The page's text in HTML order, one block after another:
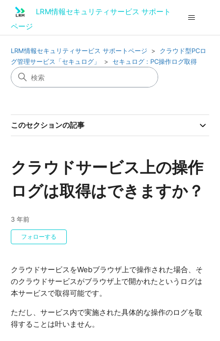
LRM情報セキュリティサービス サポート
ページ
LRM情報セキュリティサービス サポートページ
クラウド型PCロ
グ管理サービス「セキュログ」
セキュログ : PC操作ログ取得
このセクションの記事
クラウドサービス上の操作
ログは取得はできますか？
3 年前
フォローする
クラウドサービスをWebブラウザ上で操作された場合、そ
のクラウドサービスがブラウザ上で開かれたというログは
本サービスで取得可能です。
ただし、サービス内で実施された具体的な操作のログを取
得することは叶いません。